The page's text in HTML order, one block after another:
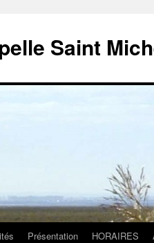
Saint
Présentation HORAIRES